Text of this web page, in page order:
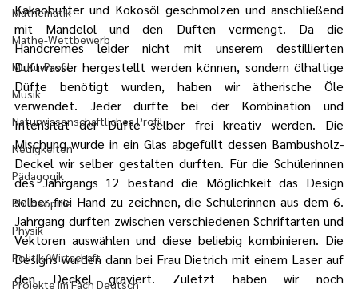
Mathematik
Mathe-Wettbewerb
MuKu-Profil
Musik
Naturwissenschaftliches Profil
Neuigkeiten
Pädagogik
Philosophie
Physik
Politik/Wirtschaft
Projekte im Fach Deutsch
Kakaobutter und Kokosöl geschmolzen und anschließend
mit Mandelöl und den Düften vermengt. Da die
Handcremes leider nicht mit unserem destillierten
Duftwasser hergestellt werden können, sondern ölhaltige
Düfte benötigt wurden, haben wir ätherische Öle
verwendet. Jeder durfte bei der Kombination und
Intensität der Düfte selber frei kreativ werden. Die
Mischung wurde in ein Glas abgefüllt dessen Bambusholz-
Deckel wir selber gestalten durften. Für die Schülerinnen
des Jahrgangs 12 bestand die Möglichkeit das Design
selber frei Hand zu zeichnen, die Schülerinnen aus dem 6.
Jahrgang durften zwischen verschiedenen Schriftarten und
Vektoren auswählen und diese beliebig kombinieren. Die
Designs wurden dann bei Frau Dietrich mit einem Laser auf
den Deckel graviert. Zuletzt haben wir noch